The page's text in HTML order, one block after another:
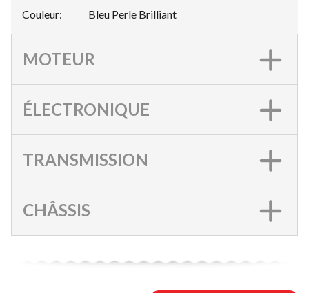
Couleur: Bleu Perle Brilliant
MOTEUR
ÉLECTRONIQUE
TRANSMISSION
CHÂSSIS